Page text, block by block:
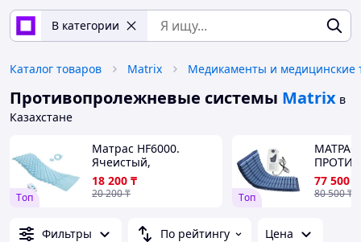
В категории
Каталог товаров Matrix
Противопролежневые системы Matrix в
Казахстане
Tоп
Матрас HF6000.
Ячеистый,
противопролежневый,
c
компрессором)коричневый
18 200 ₸
20 200₸ Tоп
МАТРАС
77 500
80 500₸
Фильтры По рейтингу Цена